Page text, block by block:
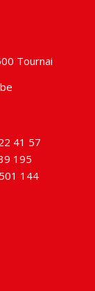
Tournai
41 57
195
144